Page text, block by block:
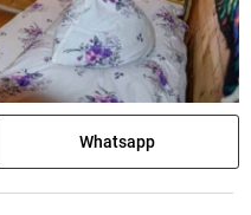
Whatsapp